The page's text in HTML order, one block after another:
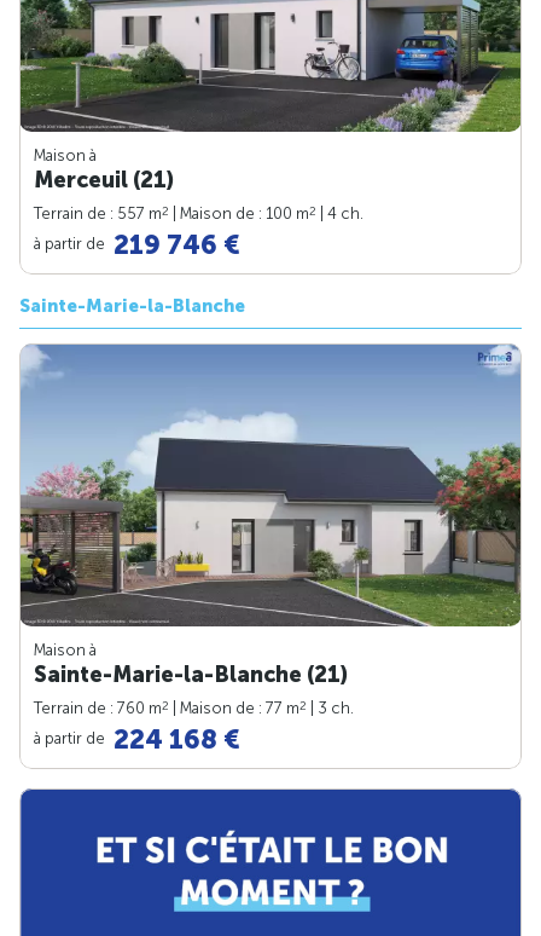
Maison à
Merceuil (21)
Terrain de : 557 m2 | Maison de : 100 m2
| 4 ch.
à partir de 219 746 €
Sainte-Marie-la-Blanche
Maison à
Sainte-Marie-la-Blanche (21)
Terrain de : 760 m2 | Maison de : 77 m2
| 3 ch.
à partir de 224 168 €